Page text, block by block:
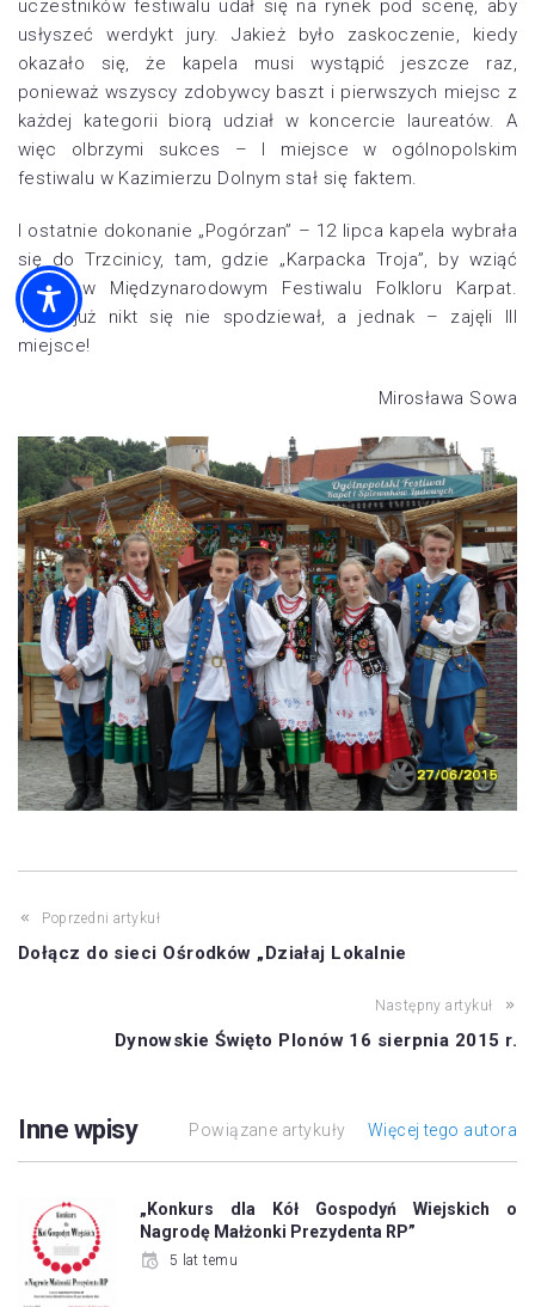
uczestników festiwalu udał się na rynek pod scenę, aby
usłyszeć werdykt jury. Jakież było zaskoczenie, kiedy
okazało się, że kapela musi wystąpić jeszcze raz,
ponieważ wszyscy zdobywcy baszt i pierwszych miejsc z
każdej kategorii biorą udział w koncercie laureatów. A
więc olbrzymi sukces – I miejsce w ogólnopolskim
festiwalu w Kazimierzu Dolnym stał się faktem.
I ostatnie dokonanie „Pogórzan” – 12 lipca kapela wybrała
się do Trzcinicy, tam, gdzie „Karpacka Troja”, by wziąć
udział w Międzynarodowym Festiwalu Folkloru Karpat.
Tego już nikt się nie spodziewał, a jednak – zajęli III
miejsce!
Mirosława Sowa
Poprzedni artykuł
Dołącz do sieci Ośrodków „Działaj Lokalnie
Następny artykuł
Dynowskie Święto Plonów 16 sierpnia 2015 r.
Inne wpisy Powiązane artykuły Więcej tego autora
„Konkurs dla Kół Gospodyń Wiejskich o
Nagrodę Małżonki Prezydenta RP”
5 lat temu